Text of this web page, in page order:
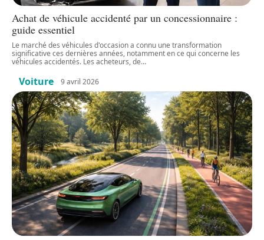
Achat de véhicule accidenté par un concessionnaire :
guide essentiel
Le marché des véhicules d'occasion a connu une transformation
significative ces dernières années, notamment en ce qui concerne les
véhicules accidentés. Les acheteurs, de…
Voiture 9 avril 2026